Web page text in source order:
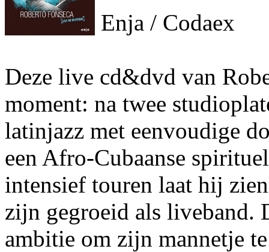
Enja / Codaex
Deze live cd&dvd van
moment: na twee
latinjazz met eenvoudige
een Afro-Cubaanse
intensief touren laat hij
zijn gegroeid als liveband.
ambitie om zijn mannetje